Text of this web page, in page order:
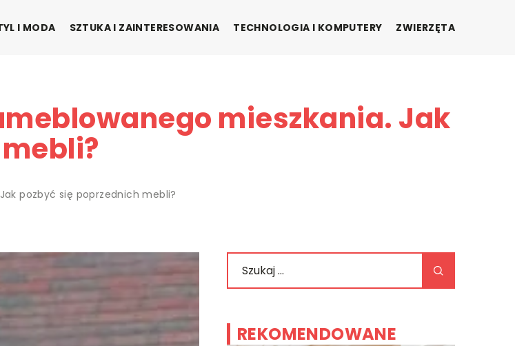
I MODA SZTUKA I ZAINTERESOWANIA TECHNOLOGIA I KOMPUTERY ZWIERZĘTA
mieszkania. Jak
pozbyć się poprzednich mebli?
REKOMENDOWANE